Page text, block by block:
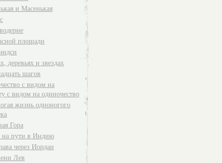
и Масенькая
площади
деревьях и звездах
шагов
с видом на
с видом на одиночество
жизнь одноногого
Гора
пути в Индию
через Иордан
Лев